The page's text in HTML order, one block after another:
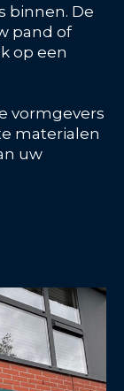
binnen. De
pand of
op een
vormgevers
materialen
uw